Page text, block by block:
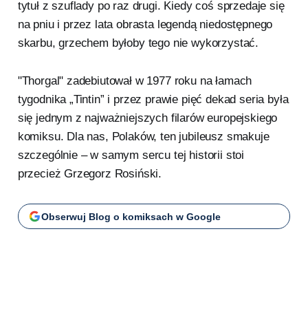
tytuł z szuflady po raz drugi. Kiedy coś sprzedaje się
na pniu i przez lata obrasta legendą niedostępnego
skarbu, grzechem byłoby tego nie wykorzystać.
"Thorgal" zadebiutował w 1977 roku na łamach
tygodnika „Tintin” i przez prawie pięć dekad seria była
się jednym z najważniejszych filarów europejskiego
komiksu. Dla nas, Polaków, ten jubileusz smakuje
szczególnie – w samym sercu tej historii stoi
przecież Grzegorz Rosiński.
Obserwuj Blog o komiksach w Google